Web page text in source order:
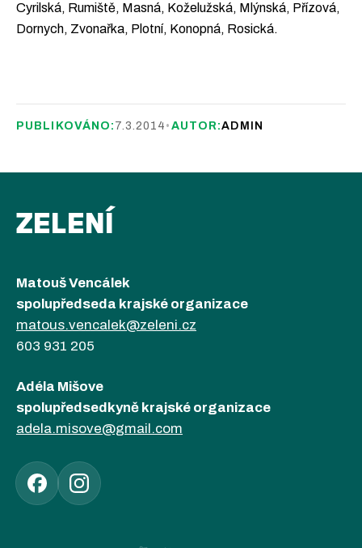
Cyrilská, Rumiště, Masná, Koželužská, Mlýnská, Přízová,
Dornych, Zvonařka, Plotní, Konopná, Rosická.
PUBLIKOVÁNO: 7.3.2014 • AUTOR:ADMIN
ZELENÍ
Matouš Vencálek
spolupředseda krajské organizace
matous.vencalek@zeleni.cz
603 931 205
Adéla Mišove
spolupředsedkyně krajské organizace
adela.misove@gmail.com